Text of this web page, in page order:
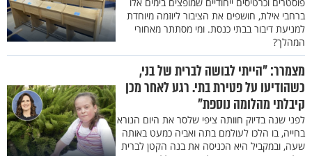
ברחבי אילת, חושפים את הציבור ליוזמה מיוחדת
למניעת דיבור בבתי כנסת. ומי מסתתר מאחורי
המהלך?
מצמרר: "הייתי לבושה לברית של בני,
כשהודיעו על פטירת בתי. רגע לאחר מכן
קיבלתי מהלומה נוספת"
לפני שנה בדיוק חוותה ציפי שלסר את היום הנורא
בחייה, בו הלכו לעולמם בתה ואביה כמעט באותה
שעה, ובמקביל היא הכניסה את בנה הקטן לברית